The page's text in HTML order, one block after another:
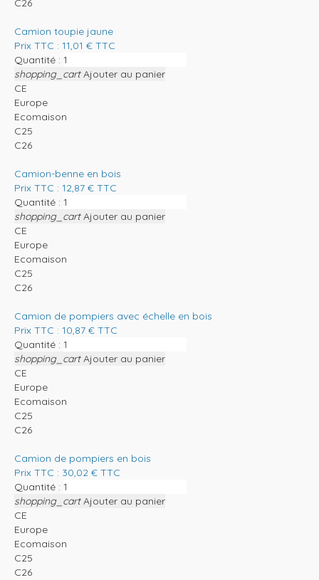
C26
Camion toupie jaune
Prix TTC : 11,01 € TTC
Quantité :
shopping_cart Ajouter au panier
CE
Europe
Ecomaison
C25
C26
Camion-benne en bois
Prix TTC : 12,87 € TTC
Quantité :
shopping_cart Ajouter au panier
CE
Europe
Ecomaison
C25
C26
Camion de pompiers avec échelle en bois
Prix TTC : 10,87 € TTC
Quantité :
shopping_cart Ajouter au panier
CE
Europe
Ecomaison
C25
C26
Camion de pompiers en bois
Prix TTC : 30,02 € TTC
Quantité :
shopping_cart Ajouter au panier
CE
Europe
Ecomaison
C25
C26